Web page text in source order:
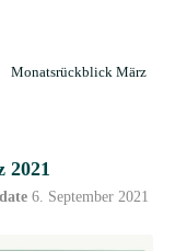
Monatsrückblick März
2021
6. September 2021